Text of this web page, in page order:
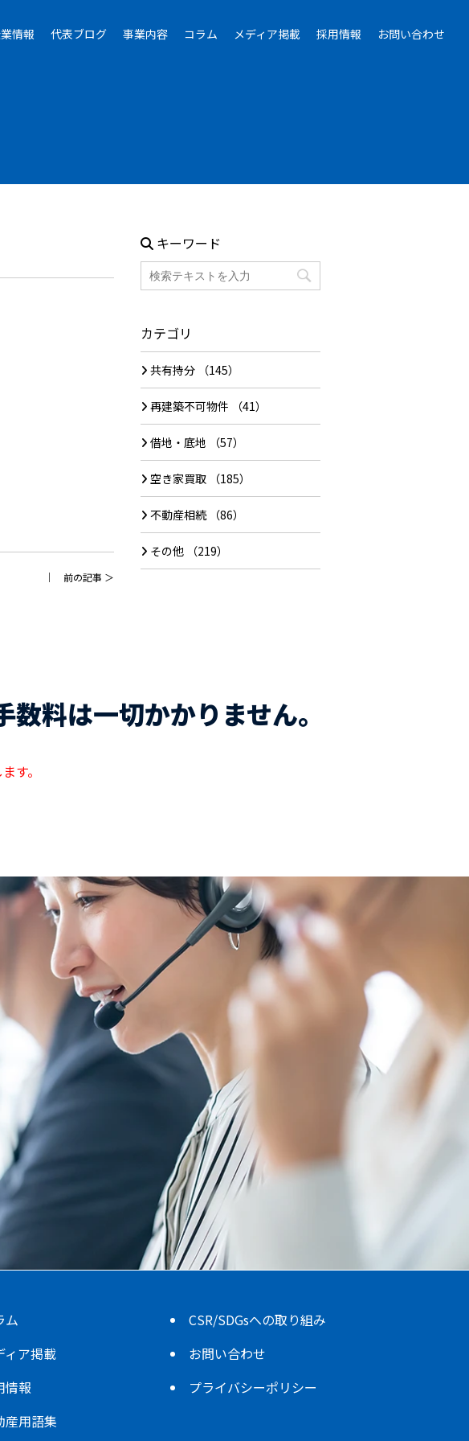
情報 代表ブログ 事業内容 コラム メディア掲載 採用情報 お問い合わせ
｜ 前の記事 ＞
キーワード
カテゴリ
共有持分 （145）
再建築不可物件 （41）
借地・底地 （57）
空き家買取 （185）
不動産相続（86）
その他 （219）
料は一切かかりません。
す。
ム
ィア掲載
情報
産用語集
CSR/SDGsへの取り組み
お問い合わせ
プライバシーポリシー